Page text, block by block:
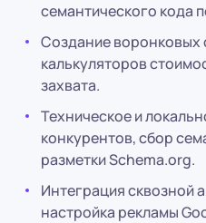
семантического кода
Создание воронковых
калькуляторов
захвата.
Техническое и
конкурентов, сбор
разметки Schema.org.
Интеграция сквозной
настройка рекламы